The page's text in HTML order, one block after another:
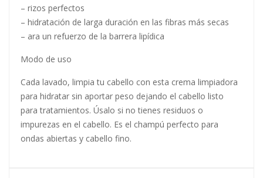
– rizos perfectos
– hidratación de larga duración en las fibras más secas
– ara un refuerzo de la barrera lipídica
Modo de uso
Cada lavado, limpia tu cabello con esta crema limpiadora
para hidratar sin aportar peso dejando el cabello listo
para tratamientos. Úsalo si no tienes residuos o
impurezas en el cabello. Es el champú perfecto para
ondas abiertas y cabello fino.